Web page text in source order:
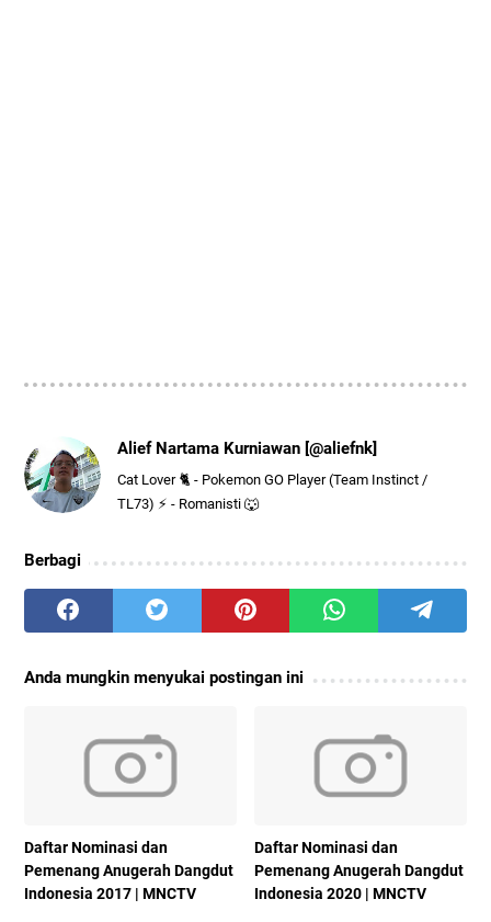
Alief Nartama Kurniawan [@aliefnk]
Cat Lover 🐈 - Pokemon GO Player (Team Instinct /
TL73) ⚡ - Romanisti 🐺
Berbagi
Anda mungkin menyukai postingan ini
Daftar Nominasi dan
Pemenang Anugerah Dangdut
Indonesia 2017 | MNCTV
Daftar Nominasi dan
Pemenang Anugerah Dangdut
Indonesia 2020 | MNCTV